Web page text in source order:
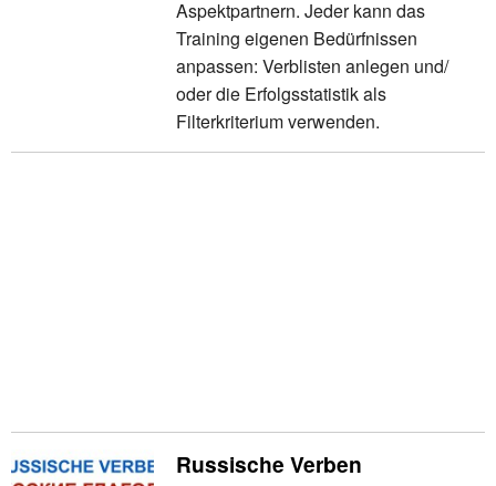
Aspektpartnern. Jeder kann das
Training eigenen Bedürfnissen
anpassen: Verblisten anlegen und/
oder die Erfolgsstatistik als
Filterkriterium verwenden.
Russische Verben